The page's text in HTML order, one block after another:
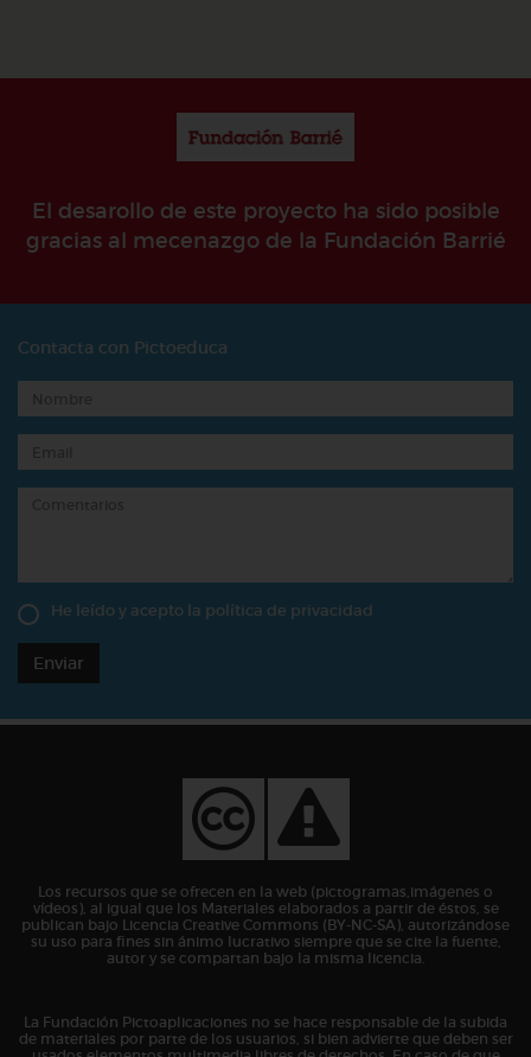
El desarollo de este proyecto ha sido posible
gracias al mecenazgo de la Fundación Barrié
Contacta con Pictoeduca
He leído y acepto la política de privacidad
Enviar
Los recursos que se ofrecen en la web (pictogramas,imágenes o
vídeos), al igual que los Materiales elaborados a partir de éstos, se
publican bajo Licencia Creative Commons (BY-NC-SA), autorizándose
su uso para fines sin ánimo lucrativo siempre que se cite la fuente,
autor y se compartan bajo la misma licencia.
La Fundación Pictoaplicaciones no se hace responsable de la subida
de materiales por parte de los usuarios, si bien advierte que deben ser